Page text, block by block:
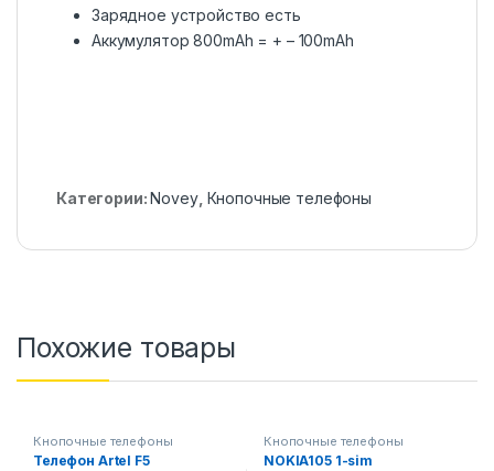
Зарядное устройство есть
Аккумулятор 800mAh = + – 100mAh
Категории:Novey, Кнопочные телефоны
Похожие товары
Кнопочные телефоны
Телефон Artel F5
Кнопочные телефоны
NOKIA105 1-sim